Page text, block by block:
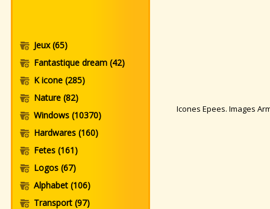
Jeux(65)
Fantastique dream (42)
K icone (285)
Nature (82)
Windows (10370)
Hardwares (160)
Fetes (161)
Logos (67)
Alphabet (106)
Transport (97)
Icones Epees. Images